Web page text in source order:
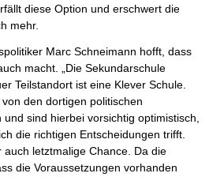
diese Option und erschwert die
mehr.
Marc Schneimann hofft, dass
macht. „Die Sekundarschule
Teilstandort ist eine Klever Schule.
den dortigen politischen
sind hierbei vorsichtig optimistisch,
die richtigen Entscheidungen trifft.
letztmalige Chance. Da die
die Voraussetzungen vorhanden